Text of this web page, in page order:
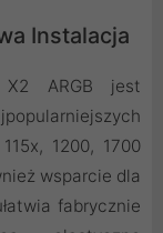
Instalacja
ARGB jest
1200, 1700
wsparcie dla
fabrycznie